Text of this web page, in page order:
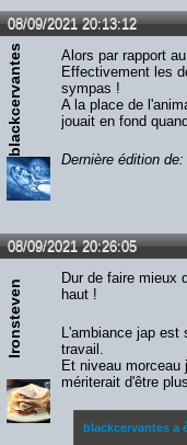
08/09/2021 20:13:12
blackcervantes
Alors par rapport
Effectivement les
sympas !
A la place de
jouait en fond
Dernière édition
08/09/2021 20:26:05
Ironsteven
Dur de faire mieux
haut !
L'ambiance jap est
travail.
Et niveau morceau
mériterait d'être
blackcervantes a